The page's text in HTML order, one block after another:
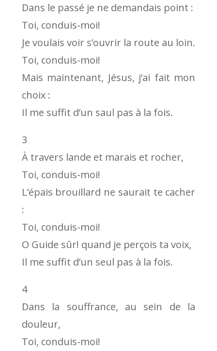
Dans le passé je ne demandais point :
Toi, conduis-moi!
Je voulais voir s’ouvrir la route au loin.
Toi, conduis-moi!
Mais maintenant, Jésus, j’ai fait mon
choix :
Il me suffit d’un saul pas à la fois.
3
À travers lande et marais et rocher,
Toi, conduis-moi!
L’épais brouillard ne saurait te cacher
:
Toi, conduis-moi!
O Guide sûr! quand je perçois ta voix,
Il me suffit d’un seul pas à la fois.
4
Dans la souffrance, au sein de la
douleur,
Toi, conduis-moi!